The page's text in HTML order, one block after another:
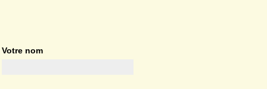
Votre nom